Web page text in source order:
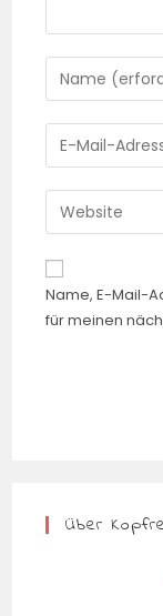
Name, E-Mail-
für meinen
Über